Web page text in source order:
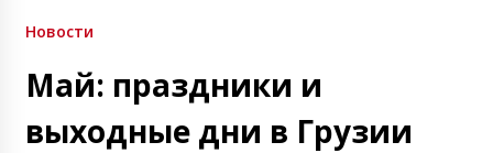
Новости
Май: праздники и
выходные дни в Грузии